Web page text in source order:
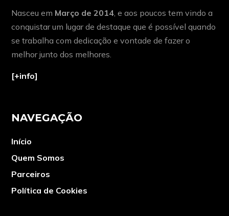
Nasceu em Março de 2014 , e aos poucos tem vindo a
conquistar um lugar de destaque que é possível quando
se trabalha com dedicação e vontade de fazer o
melhor junto dos melhores.
[+info]
NAVEGAÇÃO
Início
Quem Somos
Parceiros
Política de Cookies